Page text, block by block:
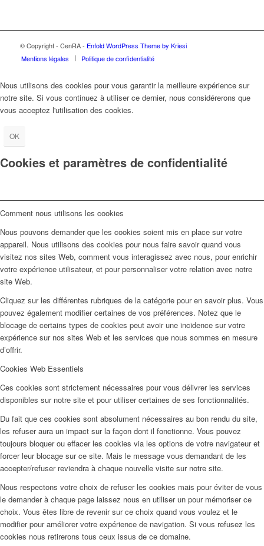
© Copyright - CenRA - Enfold WordPress Theme by Kriesi
Mentions légales
Politique de confidentialité
Nous utilisons des cookies pour vous garantir la meilleure expérience sur
notre site. Si vous continuez à utiliser ce dernier, nous considérerons que
vous acceptez l'utilisation des cookies.
OK
Cookies et paramètres de confidentialité
Comment nous utilisons les cookies
Nous pouvons demander que les cookies soient mis en place sur votre
appareil. Nous utilisons des cookies pour nous faire savoir quand vous
visitez nos sites Web, comment vous interagissez avec nous, pour enrichir
votre expérience utilisateur, et pour personnaliser votre relation avec notre
site Web.
Cliquez sur les différentes rubriques de la catégorie pour en savoir plus. Vous
pouvez également modifier certaines de vos préférences. Notez que le
blocage de certains types de cookies peut avoir une incidence sur votre
expérience sur nos sites Web et les services que nous sommes en mesure
d’offrir.
Cookies Web Essentiels
Ces cookies sont strictement nécessaires pour vous délivrer les services
disponibles sur notre site et pour utiliser certaines de ses fonctionnalités.
Du fait que ces cookies sont absolument nécessaires au bon rendu du site,
les refuser aura un impact sur la façon dont il fonctionne. Vous pouvez
toujours bloquer ou effacer les cookies via les options de votre navigateur et
forcer leur blocage sur ce site. Mais le message vous demandant de les
accepter/refuser reviendra à chaque nouvelle visite sur notre site.
Nous respectons votre choix de refuser les cookies mais pour éviter de vous
le demander à chaque page laissez nous en utiliser un pour mémoriser ce
choix. Vous êtes libre de revenir sur ce choix quand vous voulez et le
modifier pour améliorer votre expérience de navigation. Si vous refusez les
cookies nous retirerons tous ceux issus de ce domaine.